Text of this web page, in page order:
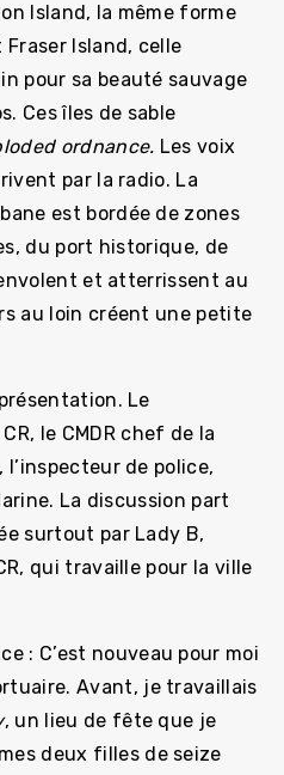
Island, la même forme
Island, celle
pour sa beauté sauvage
Ces îles de sable
ordnance. Les voix
par la radio. La
est bordée de zones
du port historique, de
et atterrissent au
au loin créent une petite
Le
le CMDR chef de la
l’inspecteur de police,
La discussion part
surtout par Lady B,
qui travaille pour la ville
: C’est nouveau pour moi
Avant, je travaillais
, un lieu de fête que je
deux filles de seize